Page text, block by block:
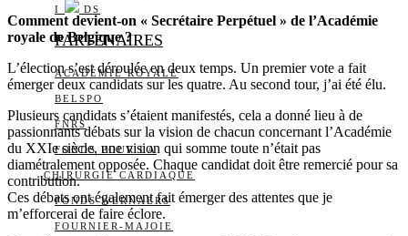
I DS
PARTENAIRES
ACADÉMIE ROYALE
BELSPO
FNRS
FONDS POUR LA
CHIRURGIE CARDIAQUE
FONDS WERNAERS
FOURNIER-MAJOIE
Comment devient-on « Secrétaire Perpétuel » de l’Académie
royale de Belgique ?
L’élection s’est déroulée en deux temps. Un premier vote a fait
émerger deux candidats sur les quatre. Au second tour, j’ai été élu.
Plusieurs candidats s’étaient manifestés, cela a donné lieu à de
passionnants débats sur la vision de chacun concernant l’Académie
du XXIe siècle, une vision qui somme toute n’était pas
diamétralement opposée. Chaque candidat doit être remercié pour sa
contribution.
Ces débats ont également fait émerger des attentes que je
m’efforcerai de faire éclore.